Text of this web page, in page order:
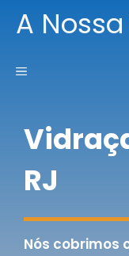
Pular
para
conteúdo
A
MENU
RJ
Nós cobrimos